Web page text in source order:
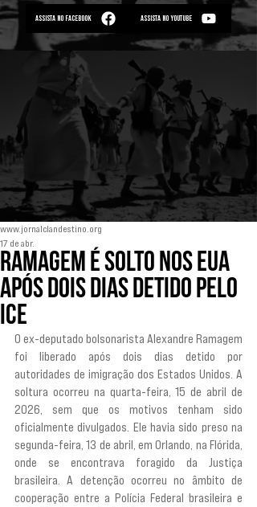
ASSISTA NO FACEBOOK ASSISTA NO YOUTUBE
Ramagem é solto nos EUA
após dois dias detido pelo
ICE
www.jornalclandestino.org
17 de abr.
O ex-deputado bolsonarista Alexandre Ramagem
foi liberado após dois dias detido por
autoridades de imigração dos Estados Unidos. A
soltura ocorreu na quarta-feira, 15 de abril de
2026, sem que os motivos tenham sido
oficialmente divulgados. Ele havia sido preso na
segunda-feira, 13 de abril, em Orlando, na Flórida,
onde se encontrava foragido da Justiça
brasileira. A detenção ocorreu no âmbito de
cooperação entre a Polícia Federal brasileira e